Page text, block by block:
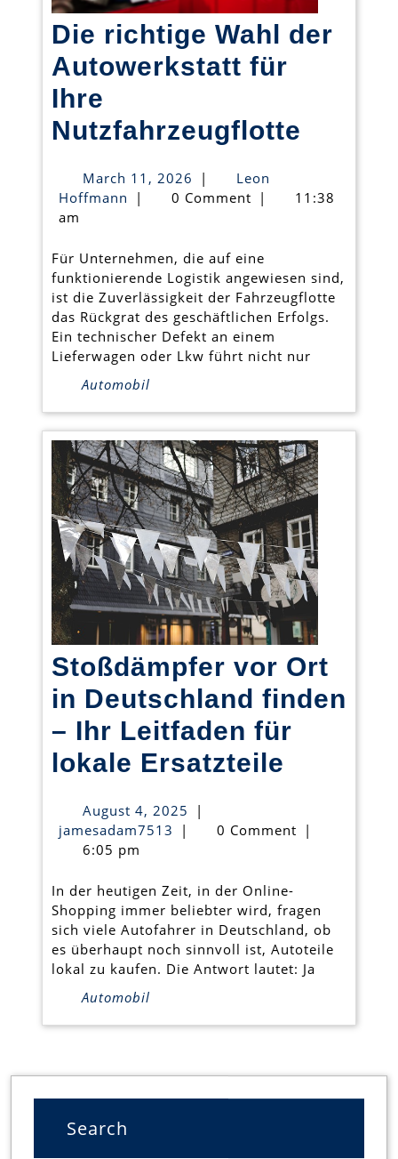
Die richtige Wahl der
Autowerkstatt für
Ihre
Nutzfahrzeugflotte
Wahl
für
Ihre
March 11, 2026 March
11,
|
Leon
Hoffmann Leon
| 0 Comment |
11:38
am
Für Unternehmen, die auf eine
funktionierende Logistik angewiesen sind,
ist die Zuverlässigkeit der Fahrzeugflotte
das Rückgrat des geschäftlichen Erfolgs.
Ein technischer Defekt an einem
Lieferwagen oder Lkw führt nicht nur
Automobil
Stoßdämpfer vor Ort
in Deutschland finden
– Ihr Leitfaden für
lokale Ersatzteile
Ort
finden
–
Ihr
lokale
August 4, 2025 August
|
jamesadam7513 jamesadam7513
| 0 Comment |
6:05 pm
In der heutigen Zeit, in der Online-
Shopping immer beliebter wird, fragen
sich viele Autofahrer in Deutschland, ob
es überhaupt noch sinnvoll ist, Autoteile
lokal zu kaufen. Die Antwort lautet: Ja
Automobil
Search